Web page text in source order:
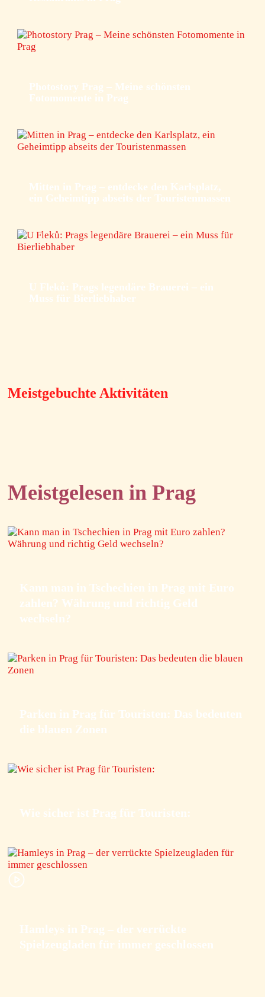
Photostory Prag – Meine schönsten
Fotomomente in Prag
Mitten in Prag – entdecke den Karlsplatz,
ein Geheimtipp abseits der Touristenmassen
U Fleků: Prags legendäre Brauerei – ein
Muss für Bierliebhaber
Meistgebuchte Aktivitäten
Meistgelesen in Prag
Kann man in Tschechien in Prag mit Euro
zahlen? Währung und richtig Geld
wechseln?
Parken in Prag für Touristen: Das bedeuten
die blauen Zonen
Wie sicher ist Prag für Touristen:
Hamleys in Prag – der verrückte
Spielzeugladen für immer geschlossen